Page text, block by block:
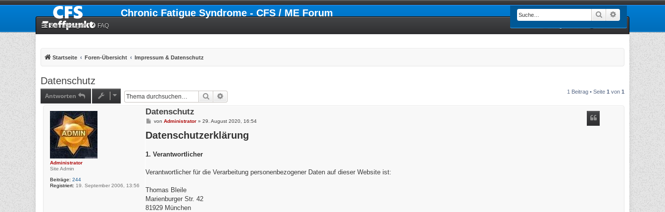
Chronic Fatigue Syndrome - CFS / ME Forum Suche
Schnellzugriff FAQ
Startseite Foren-Übersicht Impressum & Datenschutz
Datenschutz
Antworten Suche 1 Beitrag • Seite 1 von 1
Administrator
Site Admin
Beiträge: 244
Registriert: 19. September 2006, 13:56
Datenschutz
B
i
t
g
von Administrator» 29. August 2020, 16:54
Datenschutzerklärung
1. Verantwortlicher
Verantwortlicher für die Verarbeitung personenbezogener Daten auf dieser Website ist:
Thomas Bleile
Marienburger Str. 42
81929 München